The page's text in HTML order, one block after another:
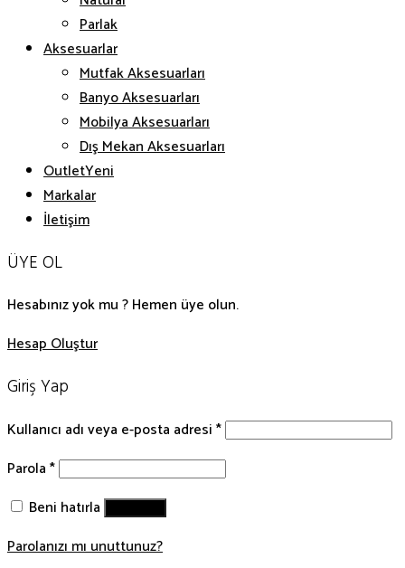
Parlak
Aksesuarlar
Mutfak Aksesuarları
Banyo Aksesuarları
Mobilya Aksesuarları
Dış Mekan Aksesuarları
Outlet
Markalar
İletişim
ÜYE OL
Hesabınız yok mu ? Hemen üye olun.
Hesap Oluştur
Giriş Yap
Kullanıcı adı veya e-posta adresi*
Parola*
Beni hatırla
Parolanızı mı unuttunuz?